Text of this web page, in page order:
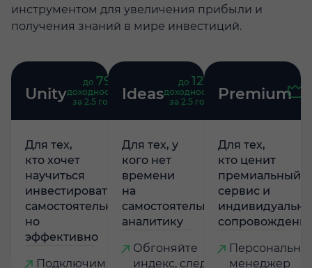
инструментом для увеличения прибыли и
получения знаний в мире инвестиций.
Unity
до 79
доходность
за 2.5 года
Для тех,
кто хочет
научиться
инвестировать
самостоятельно,
но
эффективно
Подключим
Ideas
до 121
доходность
за 2.5 года
Для тех, у
кого нет
времени
на
самостоятельную
аналитику
Обгоняйте
индекс, следуя
Premium
Для тех,
кто ценит
премиальный
сервис и
менеджер